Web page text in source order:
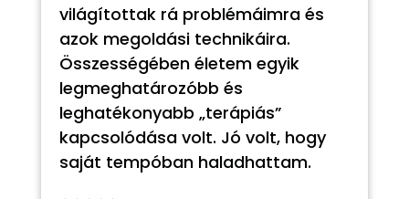
világítottak rá problémáimra és
azok megoldási technikáira.
Összességében életem egyik
legmeghatározóbb és
leghatékonyabb „terápiás”
kapcsolódása volt. Jó volt, hogy
saját tempóban haladhattam.